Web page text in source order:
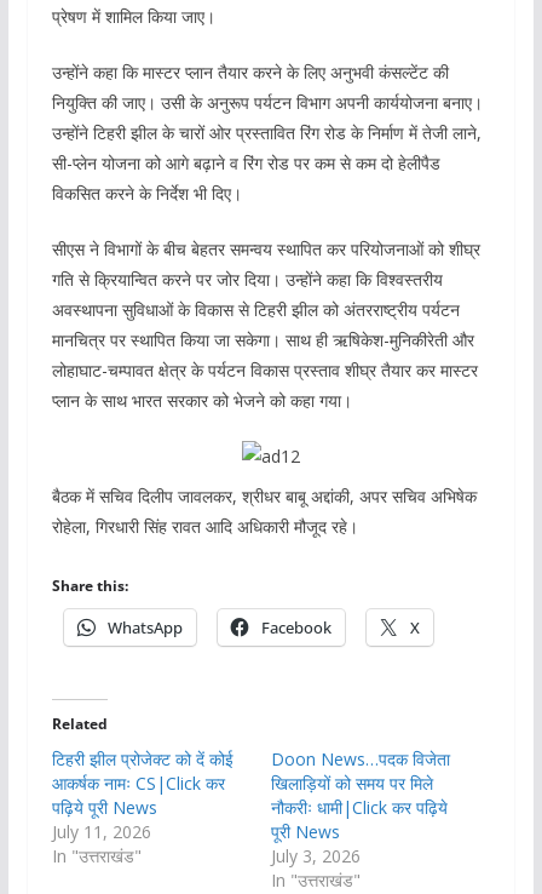
प्रेषण में शामिल किया जाए।
उन्होंने कहा कि मास्टर प्लान तैयार करने के लिए अनुभवी कंसल्टेंट की
नियुक्ति की जाए। उसी के अनुरूप पर्यटन विभाग अपनी कार्ययोजना बनाए।
उन्होंने टिहरी झील के चारों ओर प्रस्तावित रिंग रोड के निर्माण में तेजी लाने,
सी-प्लेन योजना को आगे बढ़ाने व रिंग रोड पर कम से कम दो हेलीपैड
विकसित करने के निर्देश भी दिए।
सीएस ने विभागों के बीच बेहतर समन्वय स्थापित कर परियोजनाओं को शीघ्र
गति से क्रियान्वित करने पर जोर दिया। उन्होंने कहा कि विश्वस्तरीय
अवस्थापना सुविधाओं के विकास से टिहरी झील को अंतरराष्ट्रीय पर्यटन
मानचित्र पर स्थापित किया जा सकेगा। साथ ही ऋषिकेश-मुनिकीरेती और
लोहाघाट-चम्पावत क्षेत्र के पर्यटन विकास प्रस्ताव शीघ्र तैयार कर मास्टर
प्लान के साथ भारत सरकार को भेजने को कहा गया।
बैठक में सचिव दिलीप जावलकर, श्रीधर बाबू अद्दांकी, अपर सचिव अभिषेक
रोहेला, गिरधारी सिंह रावत आदि अधिकारी मौजूद रहे।
Share this:
WhatsApp Facebook X
Related
टिहरी झील प्रोजेक्ट को दें कोई
आकर्षक नामः CS|Click कर
पढ़िये पूरी News
July 11, 2026
In "उत्तराखंड"
Doon News…पदक विजेता
खिलाड़ियों को समय पर मिले
नौकरीः धामी|Click कर पढ़िये
पूरी News
July 3, 2026
In "उत्तराखंड"